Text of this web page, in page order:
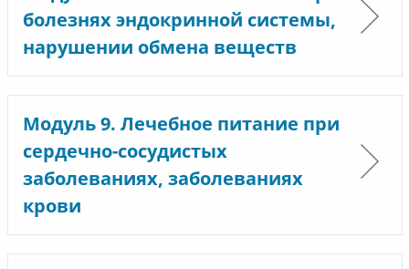
болезнях эндокринной системы,
нарушении обмена веществ
Модуль 9. Лечебное питание при
сердечно-сосудистых
заболеваниях, заболеваниях
крови